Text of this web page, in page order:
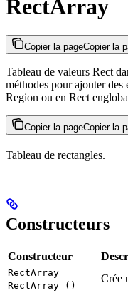
RectArray
Copier la pageCopier la
Tableau de valeurs Rect
méthodes pour ajouter des
Region ou en Rect
Copier la pageCopier la
Tableau de rectangles.
Constructeurs
Constructeur
RectArray
RectArray ()
Crée